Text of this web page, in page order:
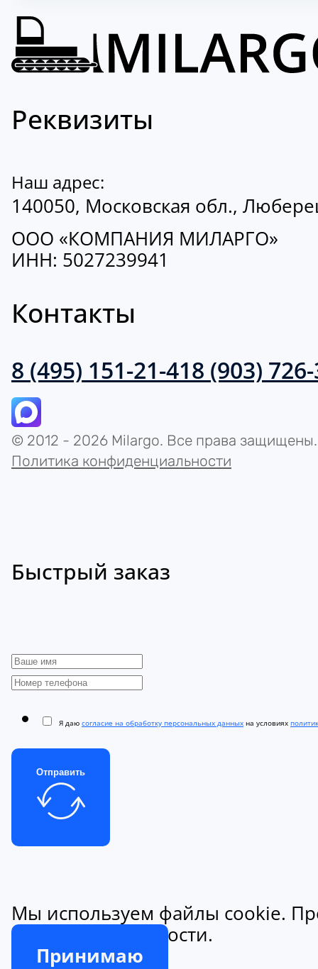
Реквизиты
Наш адрес:
140050, Московская обл.,
ООО «КОМПАНИЯ МИЛАРГО»
ИНН: 5027239941
Контакты
8 (495) 151-21-418 (903)
© 2012 - 2026 Milargo. Все права защищены.
Политика конфиденциальности
Быстрый заказ
Я даю согласие на обработку персональных данных на условиях
Отправить
Мы используем файлы cookie.
конфиденциальности.
Принимаю